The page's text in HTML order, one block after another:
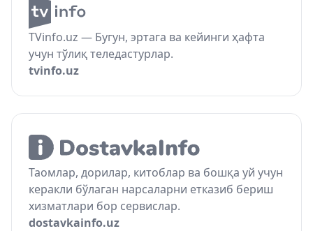
TVinfo.uz — Бугун, эртага ва кейинги ҳафта
учун тўлиқ теледастурлар.
tvinfo.uz
Таомлар, дорилар, китоблар ва бошқа уй учун
керакли бўлаган нарсаларни етказиб бериш
хизматлари бор сервислар.
dostavkainfo.uz